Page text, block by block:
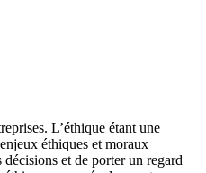
L’éthique étant une
éthiques et moraux
et de porter un regard